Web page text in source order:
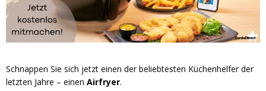
Schnappen Sie sich jetzt einen der beliebtesten Küchenhelfer der
letzten Jahre – einen Airfryer.